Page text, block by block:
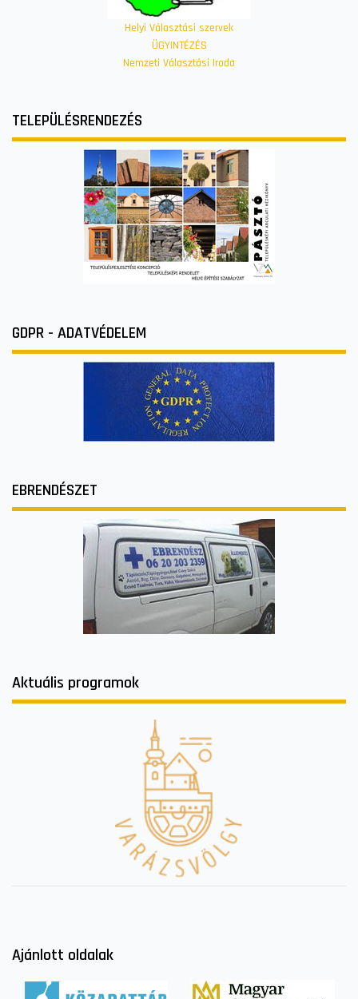
Helyi Választási szervek
ÜGYINTÉZÉS
Nemzeti Választási Iroda
TELEPÜLÉSRENDEZÉS
GDPR - ADATVÉDELEM
EBRENDÉSZET
Aktuális programok
Ajánlott oldalak